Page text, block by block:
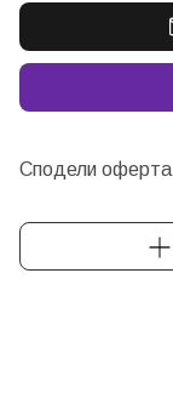
Сподели